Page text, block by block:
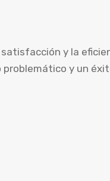
y la
problemático y un